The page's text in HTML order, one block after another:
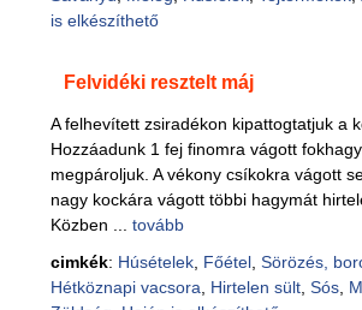
is elkészíthető
Felvidéki resztelt máj
A felhevített zsiradékon kipattogtatjuk a
Hozzáadunk 1 fej finomra vágott
megpároljuk. A vékony csíkokra vágott
nagy kockára vágott többi hagymát
Közben ... tovább
cimkék: Húsételek, Főétel, Sörözés,
Hétköznapi vacsora
Hirtelen sült, Sós,